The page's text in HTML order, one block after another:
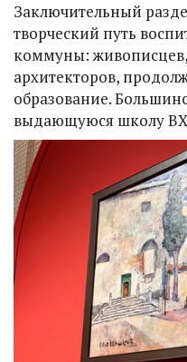
Заключительный
творческий путь
коммуны: живописцев,
архитекторов,
образование.
выдающуюся школу